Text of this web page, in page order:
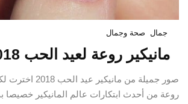
جمال صحة وجمال
مانيكير روعة لعيد الحب 2018
صور جميلة من
روعة من أحدث ابتكارات عالم المانيكير خصيصا